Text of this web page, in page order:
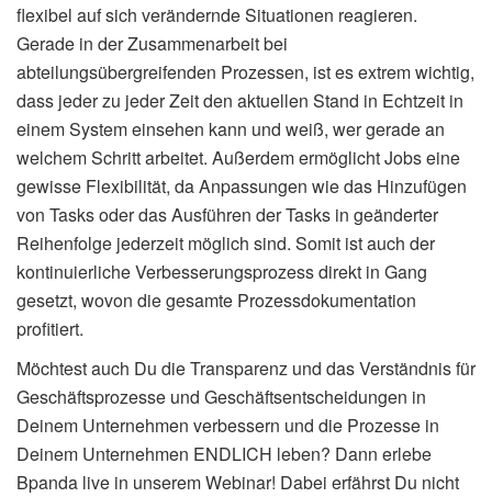
flexibel auf sich verändernde Situationen reagieren.
Gerade in der Zusammenarbeit bei
abteilungsübergreifenden Prozessen, ist es extrem wichtig,
dass jeder zu jeder Zeit den aktuellen Stand in Echtzeit in
einem System einsehen kann und weiß, wer gerade an
welchem Schritt arbeitet. Außerdem ermöglicht Jobs eine
gewisse Flexibilität, da Anpassungen wie das Hinzufügen
von Tasks oder das Ausführen der Tasks in geänderter
Reihenfolge jederzeit möglich sind. Somit ist auch der
kontinuierliche Verbesserungsprozess direkt in Gang
gesetzt, wovon die gesamte Prozessdokumentation
profitiert.
Möchtest auch Du die Transparenz und das Verständnis für
Geschäftsprozesse und Geschäftsentscheidungen in
Deinem Unternehmen verbessern und die Prozesse in
Deinem Unternehmen ENDLICH leben? Dann erlebe
Bpanda live in unserem Webinar! Dabei erfährst Du nicht